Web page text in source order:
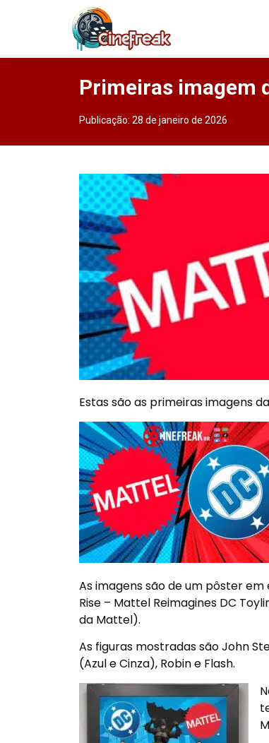
Primeiras imagem
Publicação: 28 de janeiro de 2026
Estas são as primeiras imagens
As imagens são de um pôster
Rise – Mattel Reimagines DC
da Mattel).
As figuras mostradas são John
(Azul e Cinza), Robin e Flash.